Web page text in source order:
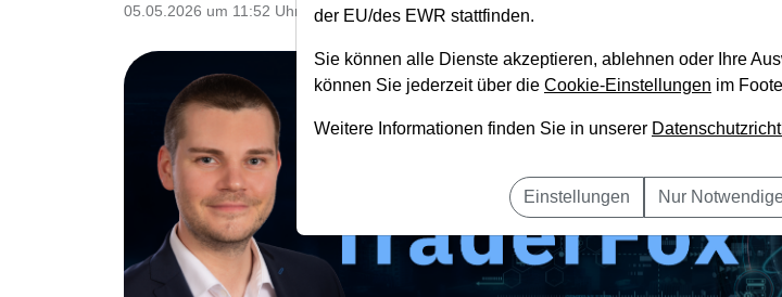
05.05.2026 um 11:52 Uhr A. Zehetner
der EU/des EWR stattfinden.
Sie können alle Dienste akzeptieren, ablehnen oder Ihre
können Sie jederzeit über die Cookie-Einstellungen im
Weitere Informationen finden Sie in unserer
Einstellungen Nur